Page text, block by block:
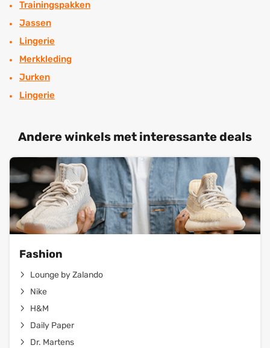
Trainingspakken
Jassen
Lingerie
Merkkleding
Jurken
Lingerie
Andere winkels met interessante deals
Fashion
Lounge by Zalando
Nike
H&M
Daily Paper
Dr. Martens